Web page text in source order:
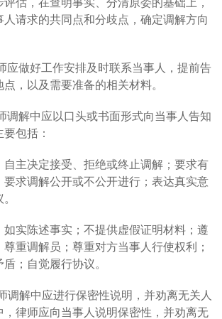
估，在查明事实、分清原委的基础上，
人请求的共同点和分歧点，确定调解方向
应做好工作安排及时联系当事人，提前告
，以及需要准备的相关材料。
调解中应以口头或书面形式向当事人告知
包括：
自主决定接受、拒绝或终止调解；要求有
要求调解公开或不公开进行；表达真实意
如实陈述事实；不提供虚假证明材料；遵
重调解员；尊重对方当事人行使权利；
；自觉履行协议。
调解中应进行保密性说明，并劝离无关人
，律师应向当事人说明保密性，并劝离无